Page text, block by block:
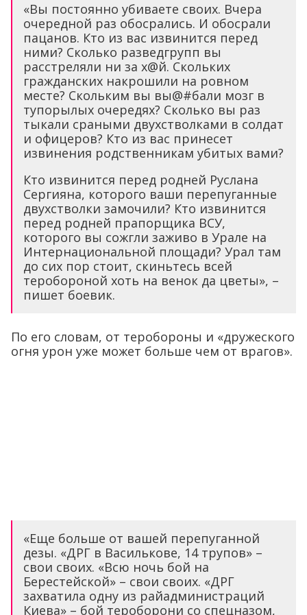
«Вы постоянно убиваете своих. Вчера
очередной раз обосрались. И обосрали
пацанов. Кто из вас извинится перед
ними? Сколько разведгрупп вы
расстреляли ни за х@й. Скольких
гражданских накрошили на ровном
месте? Скольким вы вы@#бали мозг в
тупорылых очередях? Сколько вы раз
тыкали сраными двухстволками в солдат
и офицеров? Кто из вас принесет
извинения родственникам убитых вами?
Кто извинится перед родней Руслана
Сергияна, которого ваши перепуганные
двухстволки замочили? Кто извинится
перед родней прапорщика ВСУ,
которого вы сожгли заживо в Урале на
Интернациональной площади? Урал там
до сих пор стоит, скиньтесь всей
теробороной хоть на венок да цветы», –
пишет боевик.
По его словам, от теробороны и «дружеского
огня урон уже может больше чем от врагов».
«Еще больше от вашей перепуганной
дезы. «ДРГ в Василькове, 14 трупов» –
свои своих. «Всю ночь бой на
Берестейской» – свои своих. «ДРГ
захватила одну из райадминистраций
Киева» – бой тероборони со спецназом,